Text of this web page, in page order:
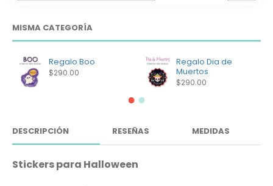
MISMA CATEGORÍA
Regalo Boo
$290.00
Regalo Dia de
Muertos
$290.00
DESCRIPCIÓN RESEÑAS MEDIDAS
Stickers para Halloween